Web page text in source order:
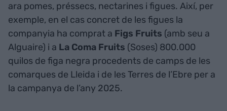
ara pomes, préssecs, nectarines i figues. Així, per
exemple, en el cas concret de les figues la
companyia ha comprat a Figs Fruits (amb seu a
Alguaire) i a La Coma Fruits (Soses) 800.000
quilos de figa negra procedents de camps de les
comarques de Lleida i de les Terres de l’Ebre per a
la campanya de l’any 2025.